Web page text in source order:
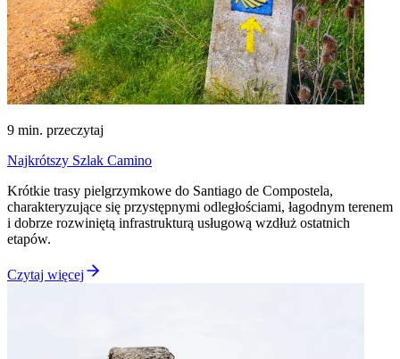
9 min. przeczytaj
Najkrótszy Szlak Camino
Krótkie trasy pielgrzymkowe do Santiago de Compostela,
charakteryzujące się przystępnymi odległościami, łagodnym terenem
i dobrze rozwiniętą infrastrukturą usługową wzdłuż ostatnich
etapów.
Czytaj więcej